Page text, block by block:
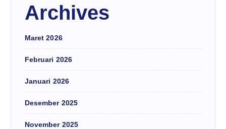
Archives
Maret 2026
Februari 2026
Januari 2026
Desember 2025
November 2025